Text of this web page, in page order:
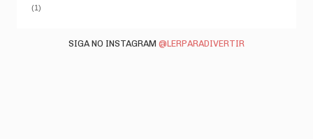
(1)
SIGA NO INSTAGRAM @LERPARADIVERTIR